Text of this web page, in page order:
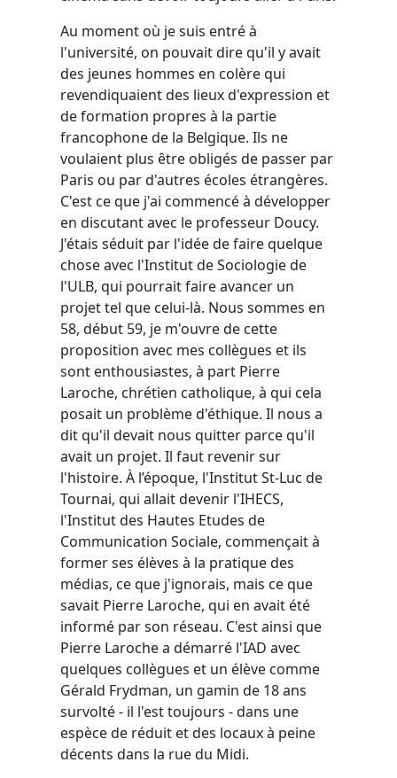
Au moment où je suis entré à
l'université, on pouvait dire qu'il y avait
des jeunes hommes en colère qui
revendiquaient des lieux d'expression et
de formation propres à la partie
francophone de la Belgique. Ils ne
voulaient plus être obligés de passer par
Paris ou par d'autres écoles étrangères.
C'est ce que j'ai commencé à développer
en discutant avec le professeur Doucy.
J'étais séduit par l'idée de faire quelque
chose avec l'Institut de Sociologie de
l'ULB, qui pourrait faire avancer un
projet tel que celui-là. Nous sommes en
58, début 59, je m'ouvre de cette
proposition avec mes collègues et ils
sont enthousiastes, à part Pierre
Laroche, chrétien catholique, à qui cela
posait un problème d'éthique. Il nous a
dit qu'il devait nous quitter parce qu'il
avait un projet. Il faut revenir sur
l'histoire. À l’époque, l'Institut St-Luc de
Tournai, qui allait devenir l'IHECS,
l'Institut des Hautes Etudes de
Communication Sociale, commençait à
former ses élèves à la pratique des
médias, ce que j'ignorais, mais ce que
savait Pierre Laroche, qui en avait été
informé par son réseau. C'est ainsi que
Pierre Laroche a démarré l'IAD avec
quelques collègues et un élève comme
Gérald Frydman, un gamin de 18 ans
survolté - il l'est toujours - dans une
espèce de réduit et des locaux à peine
décents dans la rue du Midi.